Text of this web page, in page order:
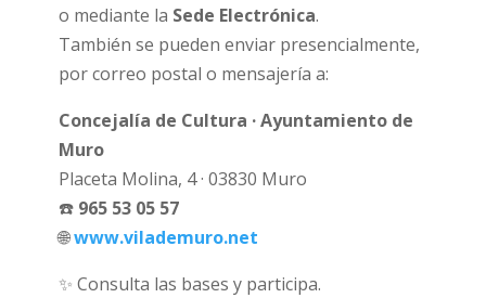
o mediante la Sede Electrónica.
También se pueden enviar presencialmente,
por correo postal o mensajería a:
Concejalía de Cultura · Ayuntamiento de
Muro
Placeta Molina, 4 · 03830 Muro
☎️ 965 53 05 57
🌐www.vilademuro.net
✨ Consulta las bases y participa.